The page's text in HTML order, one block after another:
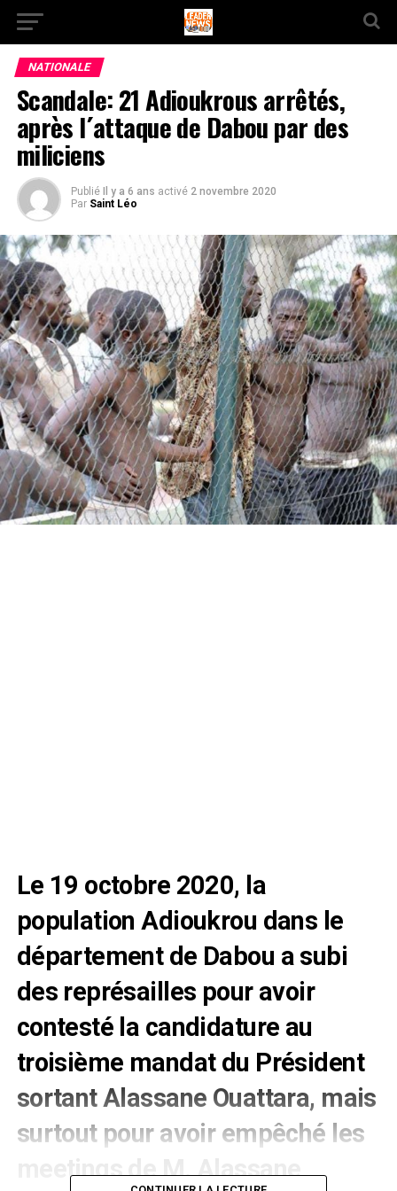
NATIONALE
Scandale: 21 Adioukrous arrêtés,
après l´attaque de Dabou par des
miliciens
Publié Il y a 6 ans activé 2 novembre 2020
Par Saint Léo
Le 19 octobre 2020, la
population Adioukrou dans le
département de Dabou a subi
des représailles pour avoir
contesté la candidature au
troisième mandat du Président
sortant Alassane Ouattara, mais
surtout pour avoir empêché les
meetings de M. Alassane